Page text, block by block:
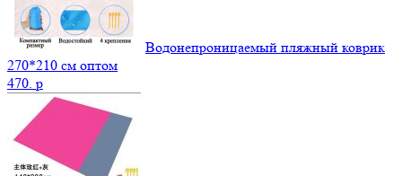
Водонепроницаемый пляжный коврик
270*210 см оптом
470. p